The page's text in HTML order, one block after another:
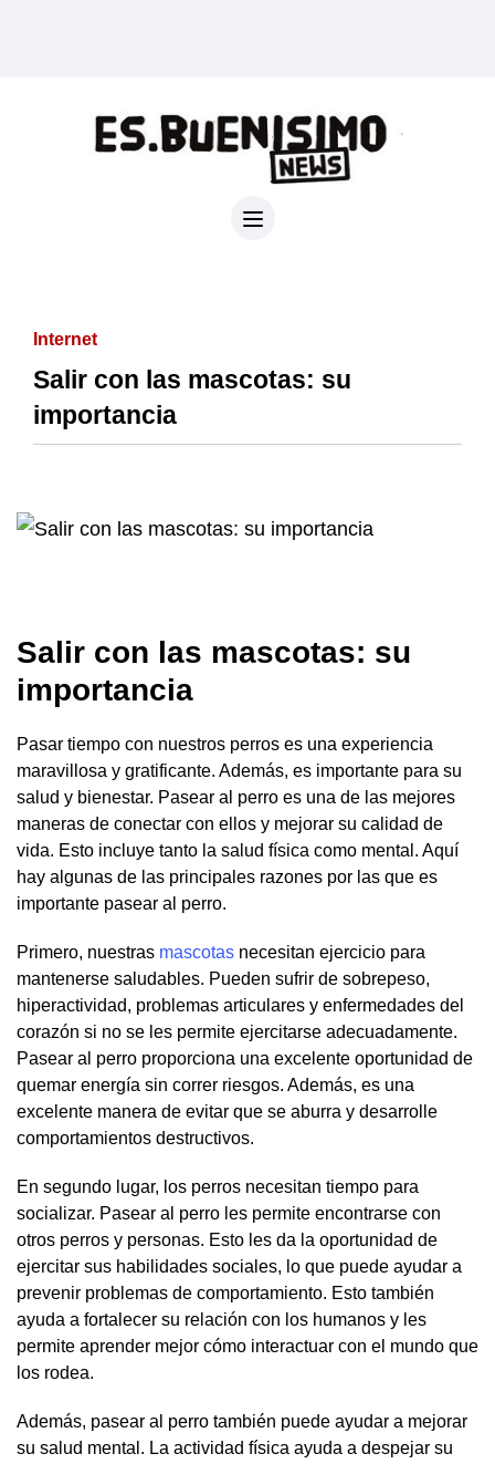
Internet
Salir con las mascotas: su
importancia
Salir con las mascotas: su
importancia
Pasar tiempo con nuestros perros es una experiencia
maravillosa y gratificante. Además, es importante para su
salud y bienestar. Pasear al perro es una de las mejores
maneras de conectar con ellos y mejorar su calidad de
vida. Esto incluye tanto la salud física como mental. Aquí
hay algunas de las principales razones por las que es
importante pasear al perro.
Primero, nuestras mascotas necesitan ejercicio para
mantenerse saludables. Pueden sufrir de sobrepeso,
hiperactividad, problemas articulares y enfermedades del
corazón si no se les permite ejercitarse adecuadamente.
Pasear al perro proporciona una excelente oportunidad de
quemar energía sin correr riesgos. Además, es una
excelente manera de evitar que se aburra y desarrolle
comportamientos destructivos.
En segundo lugar, los perros necesitan tiempo para
socializar. Pasear al perro les permite encontrarse con
otros perros y personas. Esto les da la oportunidad de
ejercitar sus habilidades sociales, lo que puede ayudar a
prevenir problemas de comportamiento. Esto también
ayuda a fortalecer su relación con los humanos y les
permite aprender mejor cómo interactuar con el mundo que
los rodea.
Además, pasear al perro también puede ayudar a mejorar
su salud mental. La actividad física ayuda a despejar su